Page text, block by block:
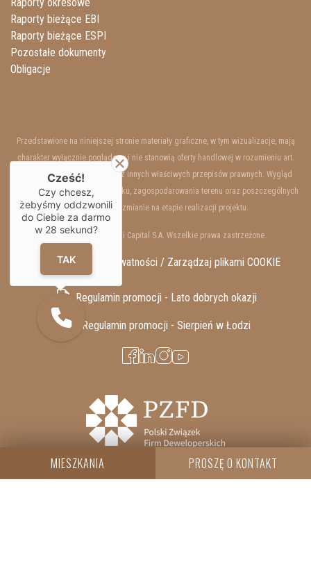
Raporty bieżące EBI
Raporty bieżące ESPI
Pozostałe dokumenty
Obligacje
Przedstawione na niniejszej stronie materiały graficzne, w tym wizualizacje, mają
charakter wyłącznie poglądowy i nie stanowią oferty handlowej w rozumieniu art.
66 §1 Kodeksu Cywilnego oraz innych właściwych przepisów prawnych. Wygląd
wewnętrzny i zewnętrzny budynku, zagospodarowania terenu oraz poszczególnych
lokali mogą ulec zmianie na etapie realizacji projektu.
Copyrights © 2025 Resi Capital S.A. Wszelkie prawa zastrzeżone.
RODO / Polityka Prywatności / Zarządzaj plikami COOKIE
Regulamin promocji - Lato dobrych okazji
Regulamin promocji - Sierpień w Łodzi
MIESZKANIA PROSZĘ O KONTAKT
Cześć!
Czy chcesz,
żebyśmy oddzwonili
do Ciebie za darmo
w 28 sekund?
TAK